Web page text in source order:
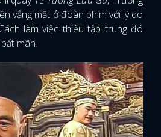
vắng mặt ở đoàn phim với lý do
làm việc thiếu tập trung đó
mãn.